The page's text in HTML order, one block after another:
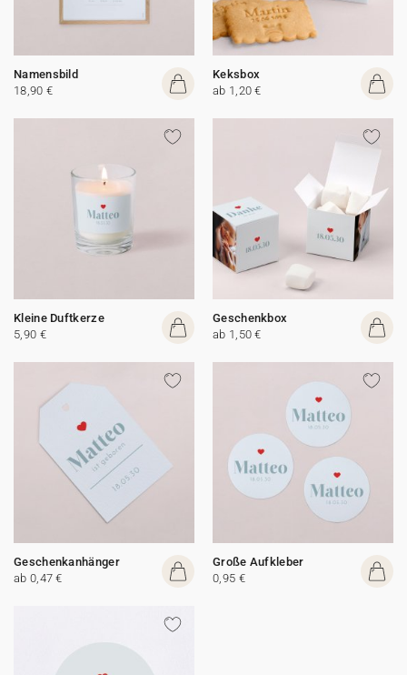
Namensbild
18,90 €
Keksbox
ab 1,20 €
Kleine Duftkerze
5,90 €
Geschenkbox
ab 1,50 €
Geschenkanhänger
ab 0,47 €
Große Aufkleber
0,95 €